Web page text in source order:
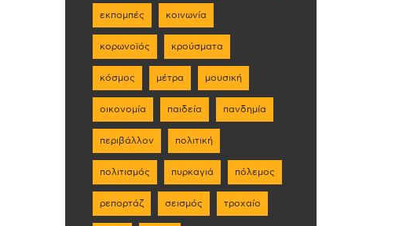
εκπομπές κοινωνία
κορωνοϊός κρούσματα
κόσμος μέτρα μουσική
οικονομία παιδεία πανδημία
περιβάλλον πολιτική
πολιτισμός πυρκαγιά πόλεμος
ρεπορτάζ σεισμός τροχαίο